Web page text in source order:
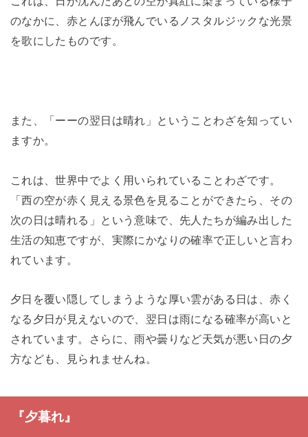
のなかに、赤とんぼが飛んでいるノスタルジックな光景
を歌にしたものです。
また、「ーーの翌日は晴れ」ということわざを知ってい
ますか。
これは、世界中でよく用いられていることわざです。
「西の空が赤く見える景色を見ることができたら、その
次の日は晴れる」という意味で、先人たちが編み出した
生活の知恵ですが、実際にかなりの確率で正しいと言わ
れています。
夕日を覆い隠してしまうような厚い雲がある日は、赤く
なる夕日が見えないので、翌日は雨になる確率が高いと
されています。さらに、雨や曇りなど天気が悪い日の夕
方なども、見られませんね。
『夕暮れ』